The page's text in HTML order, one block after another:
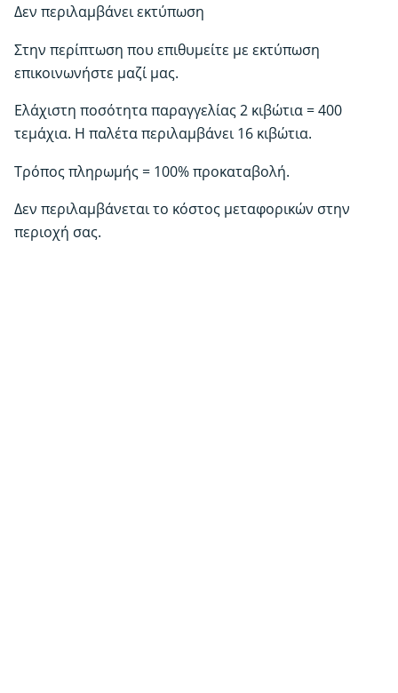
Δεν περιλαμβάνει εκτύπωση
Στην περίπτωση που επιθυμείτε με εκτύπωση
επικοινωνήστε μαζί μας.
Ελάχιστη ποσότητα παραγγελίας 2 κιβώτια = 400
τεμάχια. Η παλέτα περιλαμβάνει 16 κιβώτια.
Τρόπος πληρωμής = 100% προκαταβολή.
Δεν περιλαμβάνεται το κόστος μεταφορικών στην
περιοχή σας.